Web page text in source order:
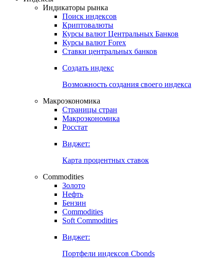
Откройте глобальную базу данных
Получить доступ
Индикаторы рынка
Поиск индексов
Курсы валют Центральных Банков
Ставки центральных банков
Создать индекс
Возможность создания своего индекса
Страницы стран
Росстат
Виджет:
Карта процентных ставок
Commodities
Золото
Бензин
Soft Commodities